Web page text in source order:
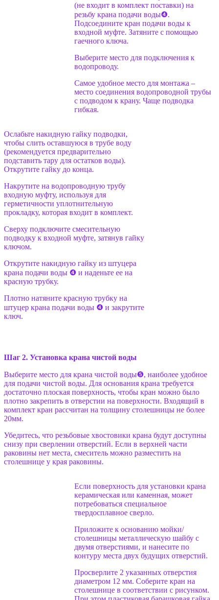
(не входит в комплект поставки) на
резьбу крана подачи воды❹.
Подсоедините кран подачи воды к
входной муфте. Затяните с помощью
гаечного ключа.
Выберите место для подключения к
водопроводу.
Самое удобное место для монтажа –
место соединения водопроводной трубы
с подводом к крану. Чаще подводка
гибкая.
Ослабьте накидную гайку подводки,
чтобы слить оставшуюся в трубе воду
(рекомендуется предварительно
подставить тару для остатков воды).
Открутите гайку до конца.
Накрутите на водопроводную трубу
входную муфту, используя для
герметичности уплотнительную
прокладку, которая входит в комплект.
Сверху подключите смесительную
подводку к входной муфте, затянув гайку
ключом.
Открутите накидную гайку из штуцера
крана подачи воды ❹ и наденьте ее на
красную трубку.
Плотно натяните красную трубку на
штуцер крана подачи воды ❹ и закрутите
ключ.
Шаг 2. Установка крана чистой воды
Выберите место для крана чистой воды❺, наиболее удобное
для подачи чистой воды. Для основания крана требуется
достаточно плоская поверхность, чтобы кран можно было
плотно закрепить в отверстии на поверхности. Входящий в
комплект кран рассчитан на толщину столешницы не более
20мм.
Убедитесь, что резьбовые хвостовики крана будут доступны
снизу при сверлении отверстий. Если в верхней части
раковины нет места, смеситель можно разместить на
столешнице у края раковины.
Если поверхность для установки крана
керамическая или каменная, может
потребоваться специальное
твердосплавное сверло.
Приложите к основанию мойки/
столешницы металлическую шайбу с
двумя отверстиями, и нанесите по
контуру места двух будущих отверстий.
Просверлите 2 указанных отверстия
диаметром 12 мм. Соберите кран на
столешнице в соответствии с рисунком.